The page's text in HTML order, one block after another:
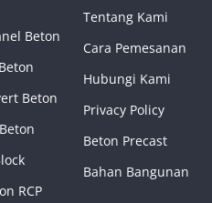
Beton
Beton
RCP
Tentang Kami
Cara Pemesanan
Hubungi Kami
Privacy Policy
Beton Precast
Bahan Bangunan